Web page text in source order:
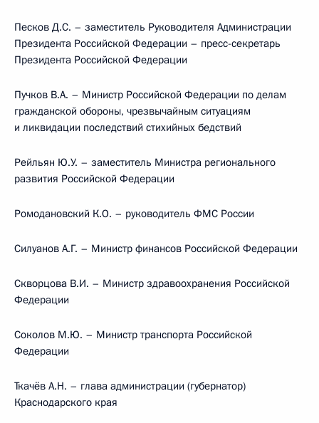
Песков Д.С. – заместитель Руководителя Администрации
Президента Российской Федерации – пресс-секретарь
Президента Российской Федерации
Пучков В.А. – Министр Российской Федерации по делам
гражданской обороны, чрезвычайным ситуациям
и ликвидации последствий стихийных бедствий
Рейльян Ю.У. – заместитель Министра регионального
развития Российской Федерации
Ромодановский К.О. – руководитель ФМС России
Силуанов А.Г. – Министр финансов Российской Федерации
Скворцова В.И. – Министр здравоохранения Российской
Федерации
Соколов М.Ю. – Министр транспорта Российской
Федерации
Ткачёв А.Н. – глава администрации (губернатор)
Краснодарского края